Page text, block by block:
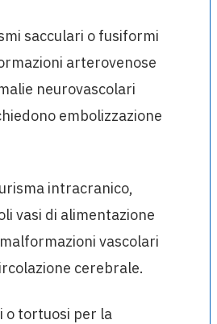
sacculari o fusiformi
arterovenose
neurovascolari
embolizzazione
intracranico,
vasi di alimentazione
vascolari
cerebrale.
o tortuosi per la